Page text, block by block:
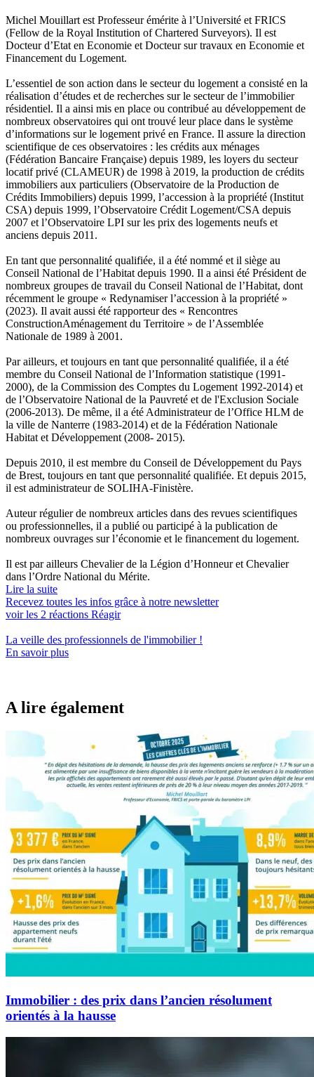
Michel Mouillart est Professeur émérite à l’Université et FRICS
(Fellow de la Royal Institution of Chartered Surveyors). Il est
Docteur d’Etat en Economie et Docteur sur travaux en Economie et
Financement du Logement.
L’essentiel de son action dans le secteur du logement a consisté en la
réalisation d’études et de recherches sur le secteur de l’immobilier
résidentiel. Il a ainsi mis en place ou contribué au développement de
nombreux observatoires qui ont trouvé leur place dans le système
d’informations sur le logement privé en France. Il assure la direction
scientifique de ces observatoires : les crédits aux ménages
(Fédération Bancaire Française) depuis 1989, les loyers du secteur
locatif privé (CLAMEUR) de 1998 à 2019, la production de crédits
immobiliers aux particuliers (Observatoire de la Production de
Crédits Immobiliers) depuis 1999, l’accession à la propriété (Institut
CSA) depuis 1999, l’Observatoire Crédit Logement/CSA depuis
2007 et l’Observatoire LPI sur les prix des logements neufs et
anciens depuis 2011.
En tant que personnalité qualifiée, il a été nommé et il siège au
Conseil National de l’Habitat depuis 1990. Il a ainsi été Président de
nombreux groupes de travail du Conseil National de l’Habitat, dont
récemment le groupe « Redynamiser l’accession à la propriété »
(2023). Il avait aussi été rapporteur des « Rencontres
ConstructionAménagement du Territoire » de l’Assemblée
Nationale de 1989 à 2001.
Par ailleurs, et toujours en tant que personnalité qualifiée, il a été
membre du Conseil National de l’Information statistique (1991-
2000), de la Commission des Comptes du Logement 1992-2014) et
de l’Observatoire National de la Pauvreté et de l'Exclusion Sociale
(2006-2013). De même, il a été Administrateur de l’Office HLM de
la ville de Nanterre (1983-2014) et de la Fédération Nationale
Habitat et Développement (2008- 2015).
Depuis 2010, il est membre du Conseil de Développement du Pays
de Brest, toujours en tant que personnalité qualifiée. Et depuis 2015,
il est administrateur de SOLIHA-Finistère.
Auteur régulier de nombreux articles dans des revues scientifiques
ou professionnelles, il a publié ou participé à la publication de
nombreux ouvrages sur l’économie et le financement du logement.
Il est par ailleurs Chevalier de la Légion d’Honneur et Chevalier
dans l’Ordre National du Mérite.
Lire la suite
Recevez toutes les infos grâce à notre newsletter
voir les 2 réactions Réagir
La veille des professionnels de l'immobilier!
En savoir plus
A lire également
Immobilier : des prix dans l’ancien résolument
orientés à la hausse